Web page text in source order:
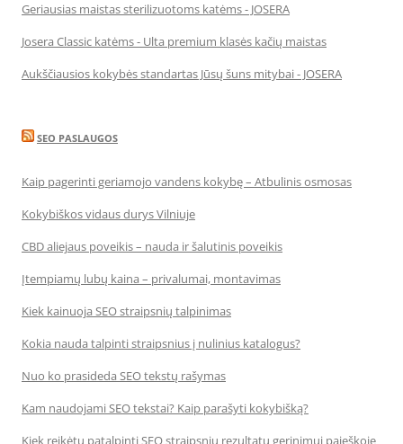
Geriausias maistas sterilizuotoms katėms - JOSERA
Josera Classic katėms - Ulta premium klasės kačių maistas
Aukščiausios kokybės standartas Jūsų šuns mitybai - JOSERA
SEO PASLAUGOS
Kaip pagerinti geriamojo vandens kokybę – Atbulinis osmosas
Kokybiškos vidaus durys Vilniuje
CBD aliejaus poveikis – nauda ir šalutinis poveikis
Įtempiamų lubų kaina – privalumai, montavimas
Kiek kainuoja SEO straipsnių talpinimas
Kokia nauda talpinti straipsnius į nulinius katalogus?
Nuo ko prasideda SEO tekstų rašymas
Kam naudojami SEO tekstai? Kaip parašyti kokybišką?
Kiek reikėtų patalpinti SEO straipsnių rezultatų gerinimui paieškoje